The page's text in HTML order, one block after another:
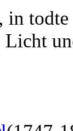
in
Licht